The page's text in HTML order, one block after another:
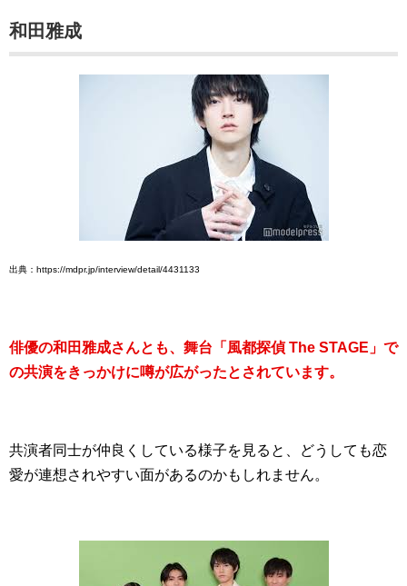
和田雅成
出典：https://mdpr.jp/interview/detail/4431133
俳優の和田雅成さんとも、舞台「風都探偵 The STAGE」で
の共演をきっかけに噂が広がったとされています。
共演者同士が仲良くしている様子を見ると、どうしても恋
愛が連想されやすい面があるのかもしれません。